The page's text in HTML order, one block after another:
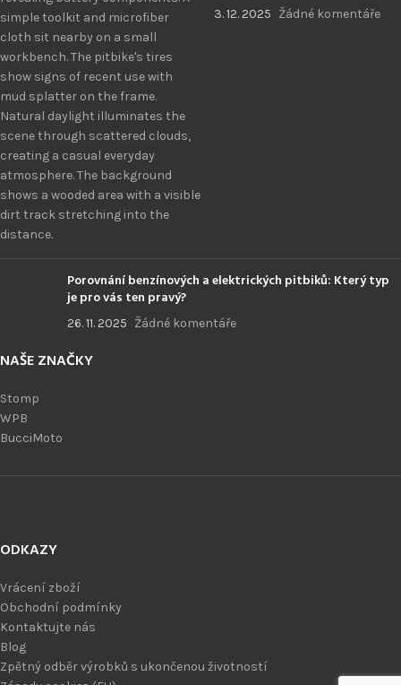
3. 12. 2025 Žádné komentáře
Porovnání benzínových a elektrických pitbiků: Který typ
je pro vás ten pravý?
26. 11. 2025 Žádné komentáře
NAŠE ZNAČKY
Stomp
WPB
BucciMoto
ODKAZY
Vrácení zboží
Obchodní podmínky
Kontaktujte nás
Blog
Zpětný odběr výrobků s ukončenou životností